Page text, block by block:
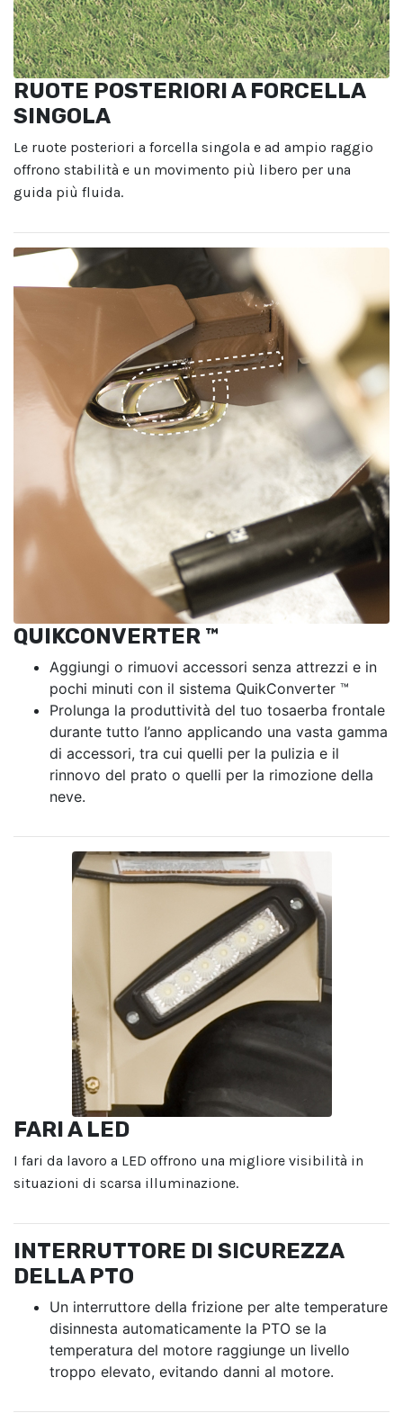
RUOTE POSTERIORI A FORCELLA
SINGOLA
Le ruote posteriori a forcella singola e ad ampio raggio
offrono stabilità e un movimento più libero per una
guida più fluida.
QUIKCONVERTER ™
Aggiungi o rimuovi accessori senza attrezzi e in
pochi minuti con il sistema QuikConverter ™
Prolunga la produttività del tuo tosaerba frontale
durante tutto l’anno applicando una vasta gamma
di accessori, tra cui quelli per la pulizia e il
rinnovo del prato o quelli per la rimozione della
neve.
FARI A LED
I fari da lavoro a LED offrono una migliore visibilità in
situazioni di scarsa illuminazione.
INTERRUTTORE DI SICUREZZA
DELLA PTO
Un interruttore della frizione per alte temperature
disinnesta automaticamente la PTO se la
temperatura del motore raggiunge un livello
troppo elevato, evitando danni al motore.